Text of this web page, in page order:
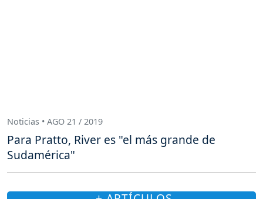
Noticias • AGO 21 / 2019
Para Pratto, River es "el más grande de
Sudamérica"